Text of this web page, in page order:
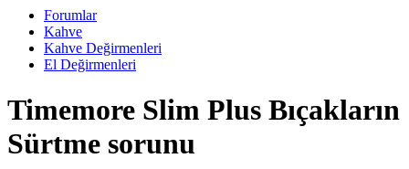
Forumlar
Kahve
Kahve Değirmenleri
El Değirmenleri
Timemore Slim Plus Bıçakların
Sürtme sorunu